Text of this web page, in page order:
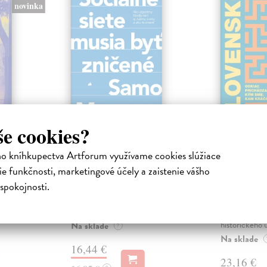
cookies?
kníhkupectva Artforum využívame cookies slúžiace
funkčnosti, marketingové účely a zaistenie vášho
novinka
o
nejisté
Sociálne siete musia
byť zničené
Marec Samo| Kniha
Sociálne siete nám ubližujú ako
Na sklade ?
16,44 €
sme.
publikácia
historického
Na sklade
23,16 €